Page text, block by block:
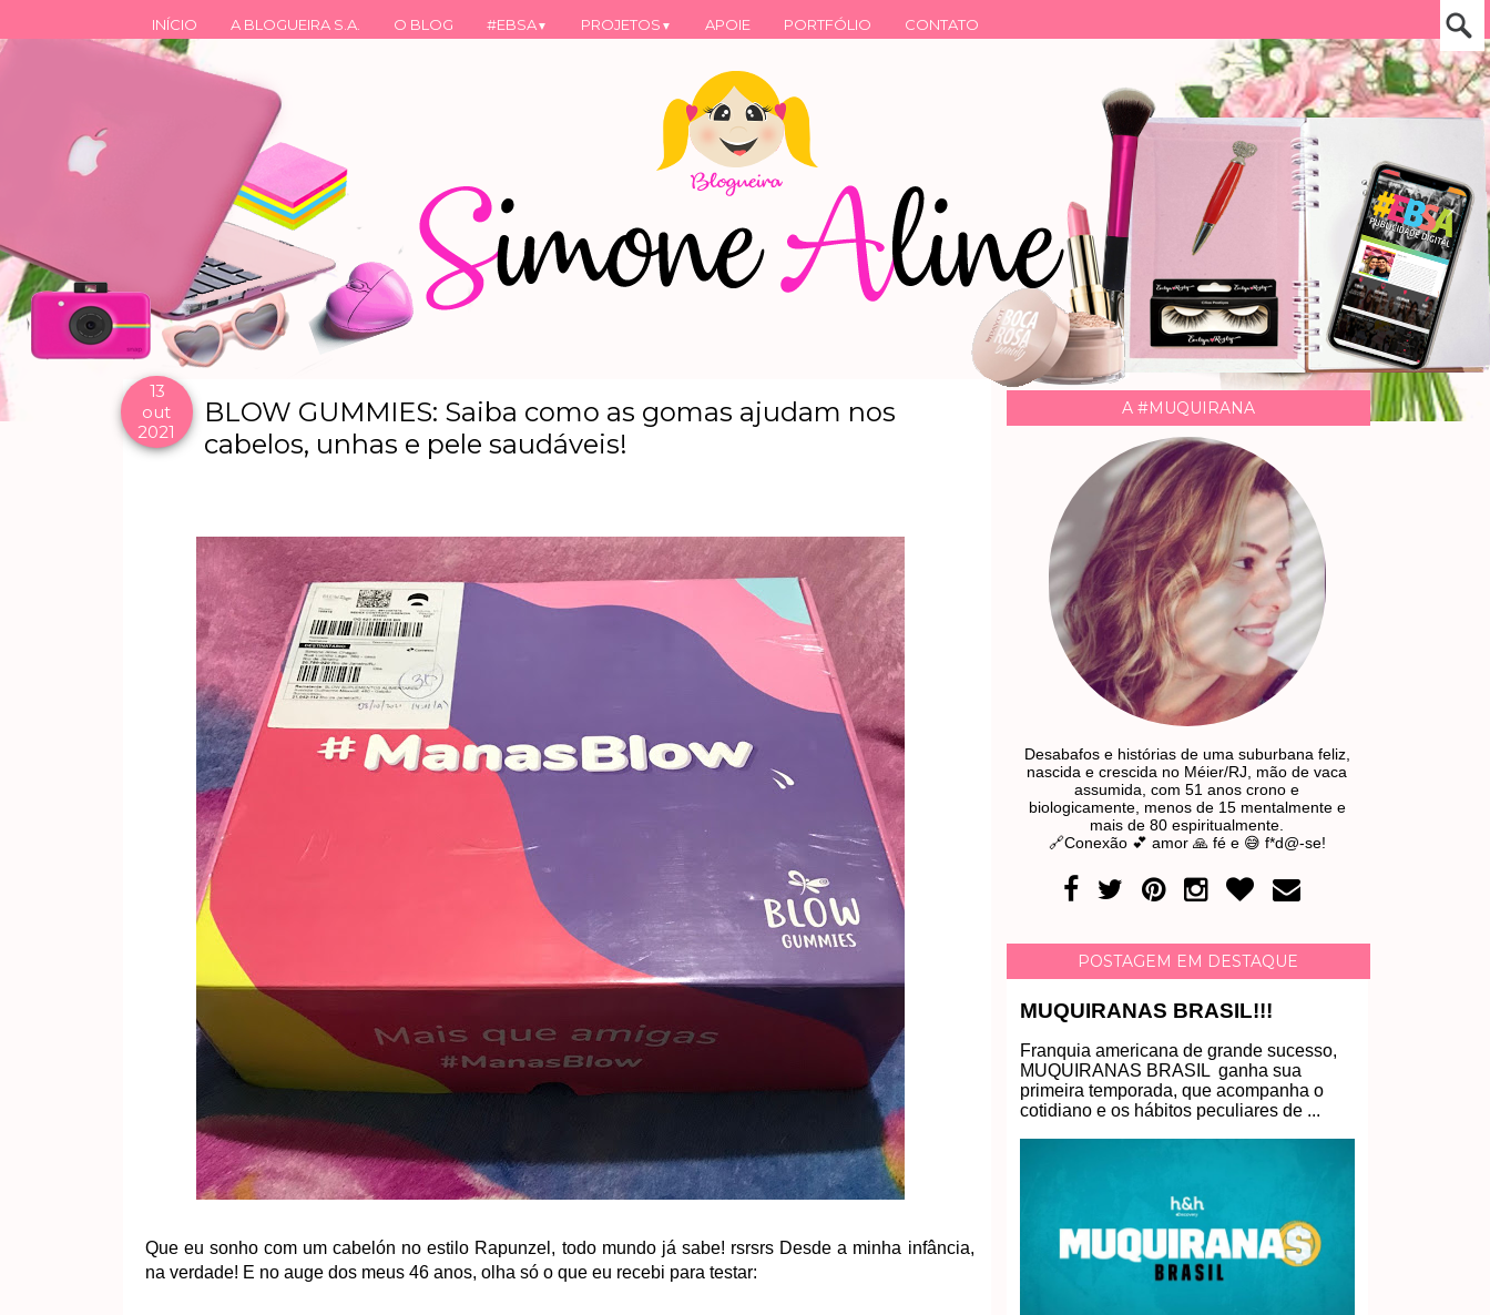
INÍCIO A BLOGUEIRA S.A. O BLOG #EBSA▼ PROJETOS ▼ APOIE PORTFÓLIO CONTATO
13
out
2021
BLOW GUMMIES: Saiba como as gomas ajudam nos
cabelos, unhas e pele saudáveis!
Que eu sonho com um cabelón no estilo Rapunzel, todo mundo já sabe! rsrsrs Desde a minha infância,
na verdade! E no auge dos meus 46 anos, olha só o que eu recebi para testar:
A #MUQUIRANA
Desabafos e histórias de uma suburbana feliz,
nascida e crescida no Méier/RJ, mão de vaca
assumida, com 51 anos crono e
biologicamente, menos de 15 mentalmente e
mais de 80 espiritualmente.
🔗Conexão 💕 amor 🙏 fé e 😅 f*d@-se!
POSTAGEM EM DESTAQUE
MUQUIRANAS BRASIL!!!
Franquia americana de grande sucesso,
MUQUIRANAS BRASIL ganha sua
primeira temporada, que acompanha o
cotidiano e os hábitos peculiares de ...